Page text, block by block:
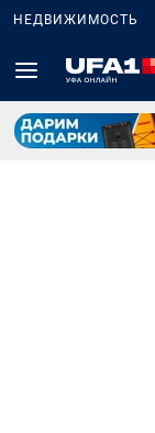
НЕДВИЖИМОСТЬ